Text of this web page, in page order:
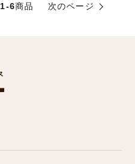
1-6商品 次のページ